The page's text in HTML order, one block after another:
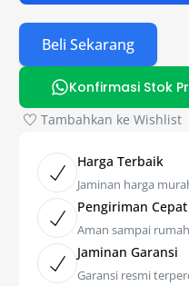
Beli Sekarang
Konfirmasi Stok
Tambahkan ke Wishlist
Harga Terbaik
Jaminan harga
Pengiriman Cepat
Aman sampai rumah
Jaminan Garansi
Garansi resmi